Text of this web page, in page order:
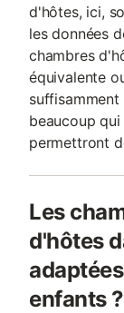
d'hôtes, ici,
les données
chambres
équivalente
beaucoup
permettront
Les
d'hôtes
enfants ?